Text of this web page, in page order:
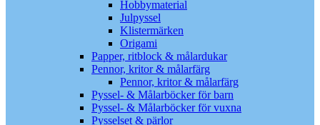
Hobbymaterial
Julpyssel
Klistermärken
Origami
Papper, ritblock & målardukar
Pennor, kritor & målarfärg
Pennor, kritor & målarfärg
Pyssel- & Målarböcker för barn
Pyssel- & Målarböcker för vuxna
Pysselset & pärlor